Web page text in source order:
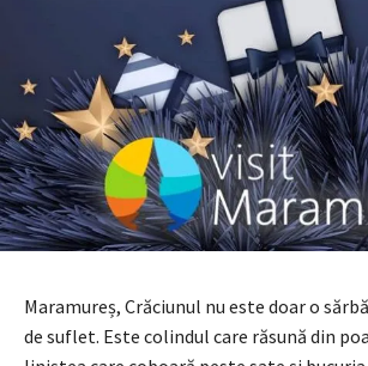
Maramureș, Crăciunul nu este doar o
de suflet. Este colindul care răsună din